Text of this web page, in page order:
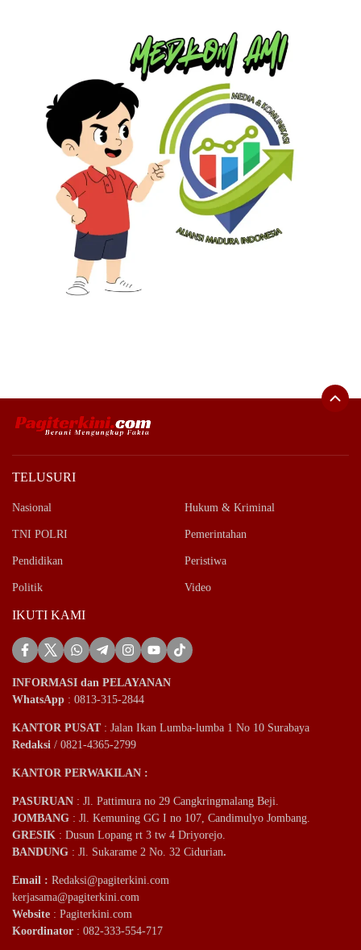
TELUSURI
Nasional Hukum & Kriminal
TNI POLRI Pemerintahan
Pendidikan Peristiwa
Politik Video
IKUTI KAMI
INFORMASI dan PELAYANAN
WhatsApp : 0813-315-2844
KANTOR PUSAT: Jalan Ikan Lumba-lumba 1 No 10 Surabaya
Redaksi / 0821-4365-2799
KANTOR PERWAKILAN :
PASURUAN : Jl. Pattimura no 29 Cangkringmalang Beji.
JOMBANG : Jl. Kemuning GG I no 107, Candimulyo Jombang.
GRESIK : Dusun Lopang rt 3 tw 4 Driyorejo.
BANDUNG : Jl. Sukarame 2 No. 32 Cidurian.
Email : Redaksi@pagiterkini.com
kerjasama@pagiterkini.com
Website : Pagiterkini.com
Koordinator : 082-333-554-717